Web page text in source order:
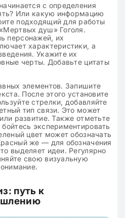
с определения
Или какую информацию
подходящий для работы
душ» Гоголя.
персонажей, их
характеристики, а
Укажите их
черты. Добавьте цитаты
элементов. Запишите
После этого установите
стрелки, добавляйте
тип связи. Это может
развитие. Также отметьте
экспериментировать
цвет может обозначать
же — для обозначения
выделяет идеи. Регулярно
свою визуальную
путь к